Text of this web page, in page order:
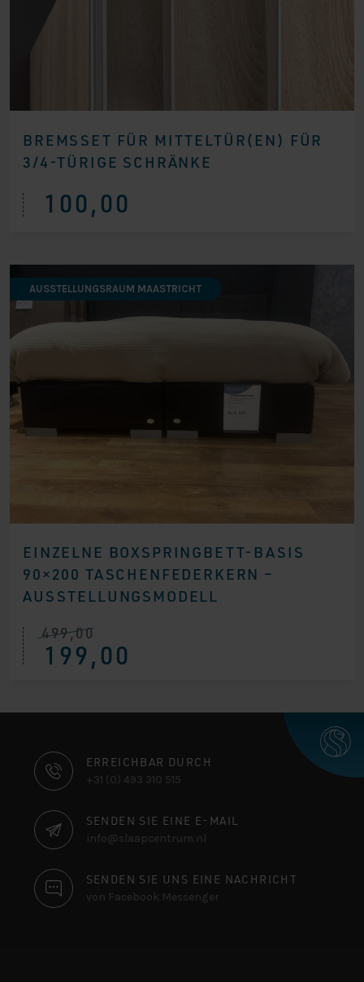
BREMSSET FÜR MITTELTÜR(EN) FÜR
3/4-TÜRIGE SCHRÄNKE
100,00
EINZELNE BOXSPRINGBETT-BASIS
90×200 TASCHENFEDERKERN –
AUSSTELLUNGSMODELL
AUSSTELLUNGSRAUM MAASTRICHT
499,00
Ursprünglicher
Preis
war:199,00
Aktueller
Preis
ist:
KONTAKTINFORMATIONEN
ERREICHBAR DURCH
+31 (0) 493 310 515
SENDEN SIE EINE E-MAIL
info@slaapcentrum.nl
SENDEN SIE UNS EINE NACHRICHT
von Facebook Messenger